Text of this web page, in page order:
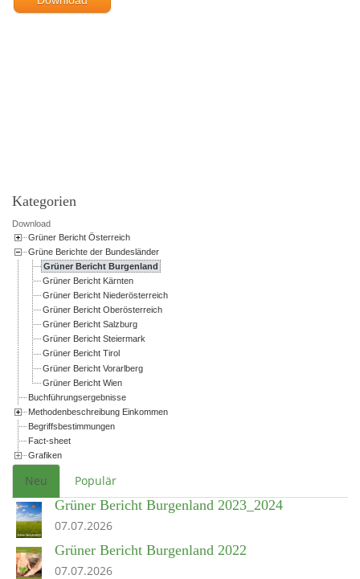
Kategorien
Download
Grüner Bericht Österreich
Grüne Berichte der Bundesländer
Grüner Bericht Burgenland
Grüner Bericht Kärnten
Grüner Bericht Niederösterreich
Grüner Bericht Oberösterreich
Grüner Bericht Salzburg
Grüner Bericht Steiermark
Grüner Bericht Tirol
Grüner Bericht Vorarlberg
Grüner Bericht Wien
Buchführungsergebnisse
Methodenbeschreibung Einkommen
Begriffsbestimmungen
Fact-sheet
Grafiken
Neu Populär
Grüner Bericht Burgenland 2023_2024
07.07.2026
Grüner Bericht Burgenland 2022
07.07.2026